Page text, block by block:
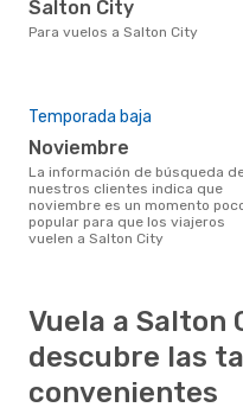
Salton City
Para vuelos a Salton City
Temporada baja
noviembre
La información de búsqueda de
nuestros clientes indica que
noviembre es un momento
popular para que los viajeros
vuelen a Salton City
Vuela a Salton
descubre las
convenientes